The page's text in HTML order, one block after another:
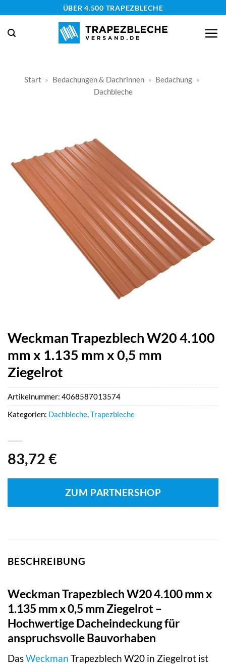
springen
ÜBER 4.500 TRAPEZBLECHE
Start » Bedachungen & Dachrinnen » Bedachung »
Dachbleche
Weckman Trapezblech W20 4.100
mm x 1.135 mm x 0,5 mm
Ziegelrot
83,72 €
ZUM PARTNERSHOP
Artikelnummer: 4068587013574
Kategorien: Dachbleche,Trapezbleche
BESCHREIBUNG
Weckman Trapezblech W20 4.100 mm x
1.135 mm x 0,5 mm Ziegelrot –
Hochwertige Dacheindeckung für
anspruchsvolle Bauvorhaben
DasWeckman Trapezblech W20 in Ziegelrot ist